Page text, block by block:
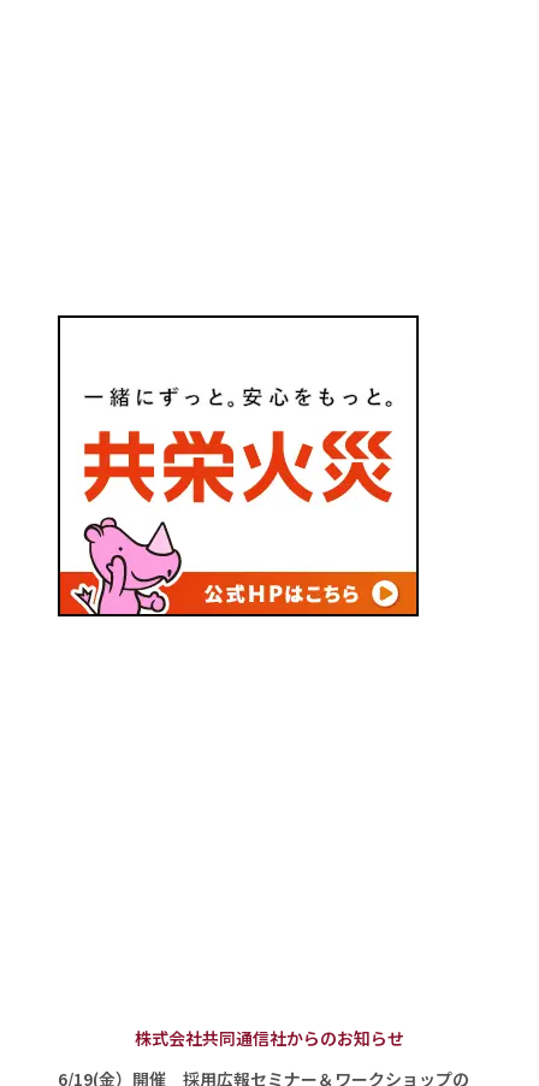
株式会社共同通信社からのお知らせ
6/19(金）開催 採用広報セミナー＆ワークショップの